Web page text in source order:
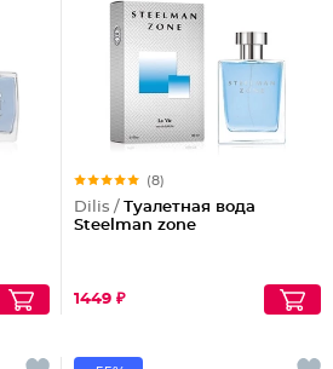
(8)
Dilis / Туалетная вода
Steelman zone
1449 ₽